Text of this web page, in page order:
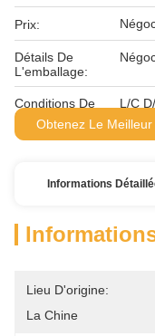
Prix:
Détails De
L'emballage:
Conditions De
Paiement:
L/C
Obtenez Le Meilleur
Informations
Lieu D'origine:
La Chine